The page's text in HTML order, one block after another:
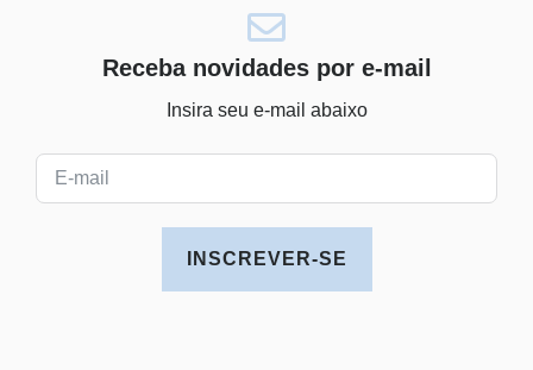
Receba novidades por e-mail
Insira seu e-mail abaixo
INSCREVER-SE